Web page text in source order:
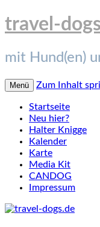
travel-
mit Hund(en)
Menü Zum Inhalt
Startseite
Neu hier?
Halter Knigge
Kalender
Karte
Media Kit
CANDOG
Impressum